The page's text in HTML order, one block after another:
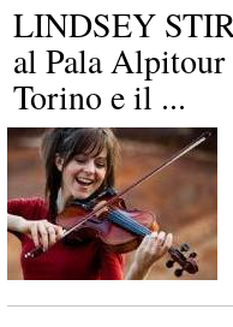
LINDSEY
al Pala Alpitour
Torino e il ...